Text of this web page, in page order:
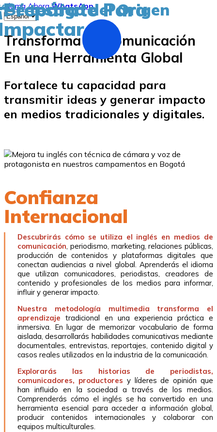
Llama AhoraWhatsApp
Transforma Tu Comunicación
En una Herramienta Global
Fortalece tu capacidad para
transmitir ideas y generar impacto
en medios tradicionales y digitales.
Confianza
Internacional
Descubrirás cómo se utiliza el inglés en medios de
comunicación, periodismo, marketing, relaciones públicas,
producción de contenidos y plataformas digitales que
conectan audiencias a nivel global. Aprenderás el idioma
que utilizan comunicadores, periodistas, creadores de
contenido y profesionales de los medios para informar,
influir y generar impacto.
Nuestra metodología multimedia transforma el
aprendizaje tradicional en una experiencia práctica e
inmersiva. En lugar de memorizar vocabulario de forma
aislada, desarrollarás habilidades comunicativas mediante
documentales, entrevistas, reportajes, contenido digital y
casos reales utilizados en la industria de la comunicación.
Explorarás las historias de periodistas,
comunicadores, productores y líderes de opinión que
han influido en la sociedad a través de los medios.
Comprenderás cómo el inglés se ha convertido en una
herramienta esencial para acceder a información global,
producir contenidos internacionales y colaborar con
equipos multiculturales.
testigo del Origen
Para